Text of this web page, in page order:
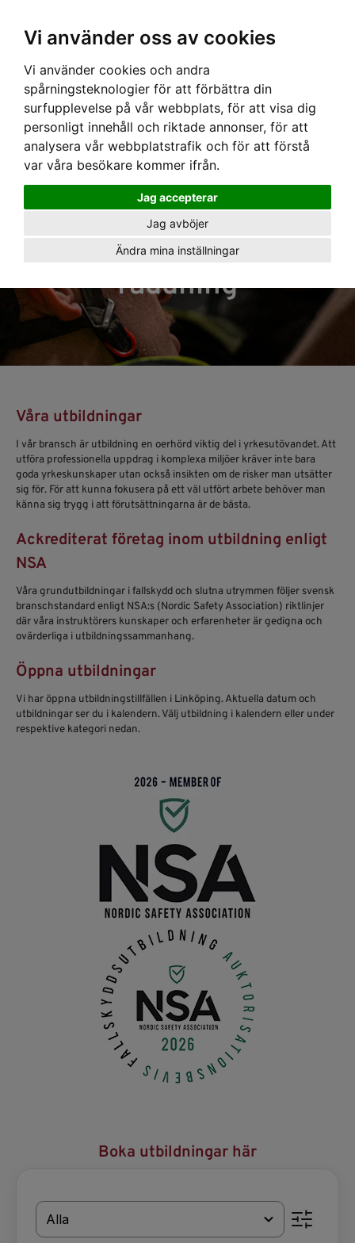
Vi använder oss av cookies
Vi använder cookies och andra
spårningsteknologier för att förbättra din
surfupplevelse på vår webbplats, för att visa dig
personligt innehåll och riktade annonser, för att
analysera vår webbplatstrafik och för att förstå
var våra besökare kommer ifrån.
Jag accepterar
Jag avböjer
Ändra mina inställningar
Utbildningar inom
fallskydd och
räddning
Våra utbildningar
I vår bransch är utbildning en oerhörd viktig del i yrkesutövandet. Att
utföra professionella uppdrag i komplexa miljöer kräver inte bara
goda yrkeskunskaper utan också insikten om de risker man utsätter
sig för. För att kunna fokusera på ett väl utfört arbete behöver man
känna sig trygg i att förutsättningarna är de bästa.
Ackrediterat företag inom utbildning enligt
NSA
Våra grundutbildningar i fallskydd och slutna utrymmen följer svensk
branschstandard enligt NSA:s (Nordic Safety Association) riktlinjer
där våra instruktörers kunskaper och erfarenheter är gedigna och
ovärderliga i utbildningssammanhang.
Öppna utbildningar
Vi har öppna utbildningstillfällen i Linköping. Aktuella datum och
utbildningar ser du i kalendern. Välj utbildning i kalendern eller under
respektive kategori nedan.
Boka utbildningar här